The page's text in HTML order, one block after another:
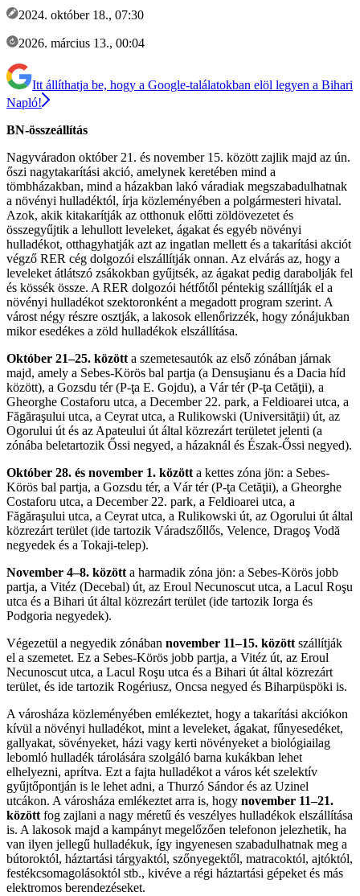
2024. október 18., 07:30
2026. március 13., 00:04
Itt állíthatja be, hogy a Google-találatokban elöl legyen a Bihari
Napló!
BN-összeállítás
Nagyváradon október 21. és november 15. között zajlik majd az ún.
őszi nagytakarítási akció, amelynek keretében mind a
tömbházakban, mind a házakban lakó váradiak megszabadulhatnak
a növényi hulladéktól, írja közleményében a polgármesteri hivatal.
Azok, akik kitakarítják az otthonuk előtti zöldövezetet és
összegyűjtik a lehullott leveleket, ágakat és egyéb növényi
hulladékot, otthagyhatják azt az ingatlan mellett és a takarítási akciót
végző RER cég dolgozói elszállítják onnan. Az elvárás az, hogy a
leveleket átlátszó zsákokban gyűjtsék, az ágakat pedig darabolják fel
és kössék össze. A RER dolgozói hétfőtől péntekig szállítják el a
növényi hulladékot szektoronként a megadott program szerint. A
várost négy részre osztják, a lakosok ellenőrizzék, hogy zónájukban
mikor esedékes a zöld hulladékok elszállítása.
Október 21–25. között a szemetesautók az első zónában járnak
majd, amely a Sebes-Körös bal partja (a Densuşianu és a Dacia híd
között), a Gozsdu tér (P-ţa E. Gojdu), a Vár tér (P-ţa Cetăţii), a
Gheorghe Costaforu utca, a December 22. park, a Feldioarei utca, a
Făgăraşului utca, a Ceyrat utca, a Rulikowski (Universităţii) út, az
Ogorului út és az Apateului út által közrezárt területet jelenti (a
zónába beletartozik Őssi negyed, a házaknál és Észak-Őssi negyed).
Október 28. és november 1. között a kettes zóna jön: a Sebes-
Körös bal partja, a Gozsdu tér, a Vár tér (P-ţa Cetăţii), a Gheorghe
Costaforu utca, a December 22. park, a Feldioarei utca, a
Făgăraşului utca, a Ceyrat utca, a Rulikowski út, az Ogorului út által
közrezárt terület (ide tartozik Váradszőllős, Velence, Dragoş Vodă
negyedek és a Tokaji-telep).
November 4–8. között a harmadik zóna jön: a Sebes-Körös jobb
partja, a Vitéz (Decebal) út, az Eroul Necunoscut utca, a Lacul Roşu
utca és a Bihari út által közrezárt terület (ide tartozik Iorga és
Podgoria negyedek).
Végezetül a negyedik zónában november 11–15. között szállítják
el a szemetet. Ez a Sebes-Körös jobb partja, a Vitéz út, az Eroul
Necunoscut utca, a Lacul Roşu utca és a Bihari út által közrezárt
terület, és ide tartozik Rogériusz, Oncsa negyed és Biharpüspöki is.
A városháza közleményében emlékeztet, hogy a takarítási akciókon
kívül a növényi hulladékot, mint a leveleket, ágakat, fűnyesedéket,
gallyakat, sövényeket, házi vagy kerti növényeket a biológiailag
lebomló hulladék tárolására szolgáló barna kukákban lehet
elhelyezni, aprítva. Ezt a fajta hulladékot a város két szelektív
gyűjtőpontján is le lehet adni, a Thurzó Sándor és az Uzinel
utcákon. A városháza emlékeztet arra is, hogy november 11–21.
között fog zajlani a nagy méretű és veszélyes hulladékok elszállítása
is. A lakosok majd a kampányt megelőzően telefonon jelezhetik, ha
van ilyen jellegű hulladékuk, így ingyenesen szabadulhatnak meg a
bútoroktól, háztartási tárgyaktól, szőnyegektől, matracoktól, ajtóktól,
festékcsomagolásoktól stb., kivéve a régi háztartási gépeket és más
elektromos berendezéseket.